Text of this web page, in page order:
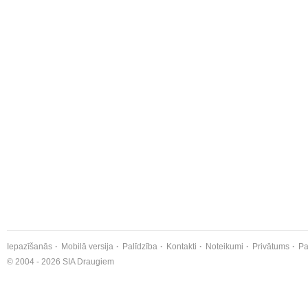
Iepazīšanās Mobilā versija Palīdzība Kontakti Noteikumi Privātums
© 2004 - 2026 SIA Draugiem